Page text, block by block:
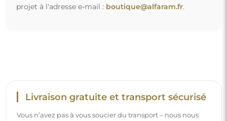
projet à l'adresse e-mail : boutique@alfaram.fr.
Livraison gratuite et transport sécurisé
Vous n’avez pas à vous soucier du transport – nous nous